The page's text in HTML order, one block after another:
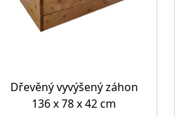
Dřevěný vyvýšený záhon
136 x 78 x 42 cm